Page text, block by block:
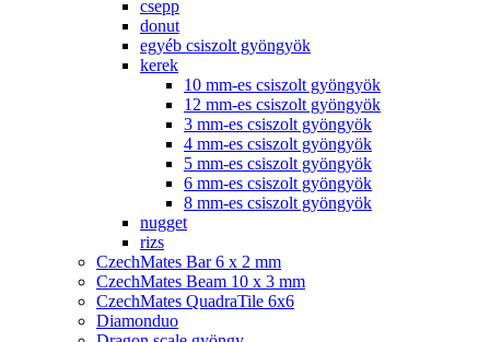
csepp
donut
egyéb csiszolt gyöngyök
kerek
10 mm-es csiszolt gyöngyök
12 mm-es csiszolt gyöngyök
3 mm-es csiszolt gyöngyök
4 mm-es csiszolt gyöngyök
5 mm-es csiszolt gyöngyök
6 mm-es csiszolt gyöngyök
8 mm-es csiszolt gyöngyök
nugget
rizs
CzechMates Bar 6 x 2 mm
CzechMates Beam 10 x 3 mm
CzechMates QuadraTile 6x6
Diamonduo